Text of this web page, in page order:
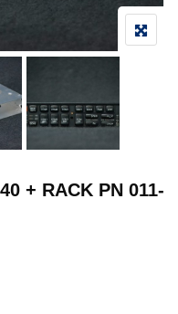
+ RACK PN 011-